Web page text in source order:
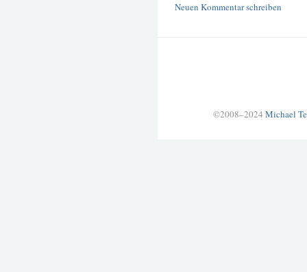
Neuen Kommentar schreiben
©2008–2024 Michael